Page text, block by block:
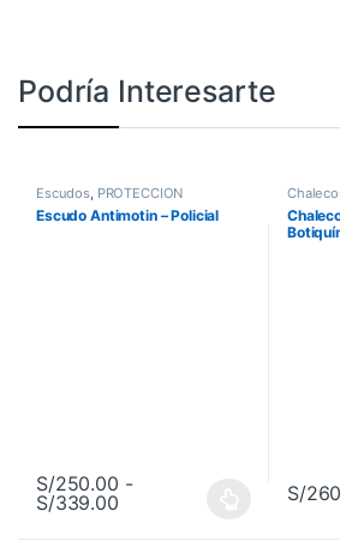
Podría Interesarte
Escudos PROTECCIÓN
Escudo Antimotin – Policial
S/250.00 -
S/339.00Rango de precios:
Este producto tiene múltiples
S/